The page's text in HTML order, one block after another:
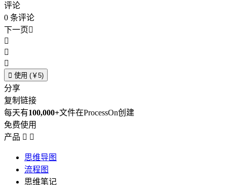
评论
0 条评论
下一页



 使用 (￥5)
分享
复制链接
每天有100,000+文件在ProcessOn创建
免费使用
产品  
思维导图
流程图
思维笔记